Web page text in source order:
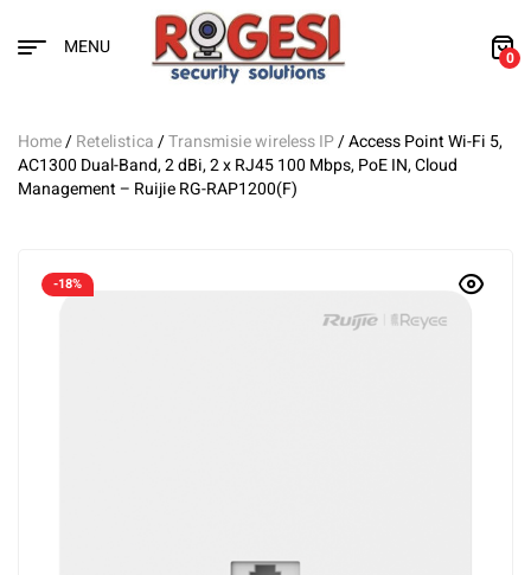
MENU 0
Home/Retelistica/Transmisie wireless IP/ Access Point Wi-Fi 5,
AC1300 Dual-Band, 2 dBi, 2 x RJ45 100 Mbps, PoE IN, Cloud
Management – Ruijie RG-RAP1200(F)
-18%